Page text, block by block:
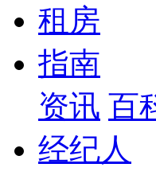
租房
指南
资讯 百
经纪人